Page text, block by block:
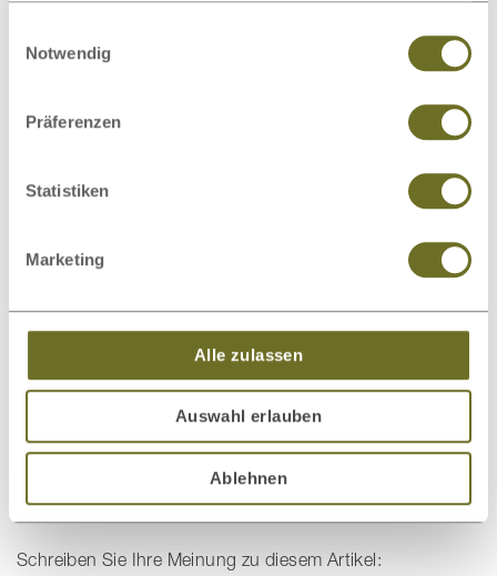
haben.
Notwendig
Präferenzen
Statistiken
Marketing
Alle zulassen
Auswahl erlauben
Ablehnen
Bettwaren
Schlafsysteme
Dieses Produkt bewerten
Schreiben Sie Ihre Meinung zu diesem Artikel: